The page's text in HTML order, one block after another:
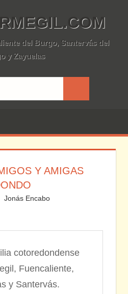
del Burgo, Santervás del
y Zayuelas
Y AMIGAS
Jonás Encabo
cotoredondense
Fuencaliente,
y Santervás.